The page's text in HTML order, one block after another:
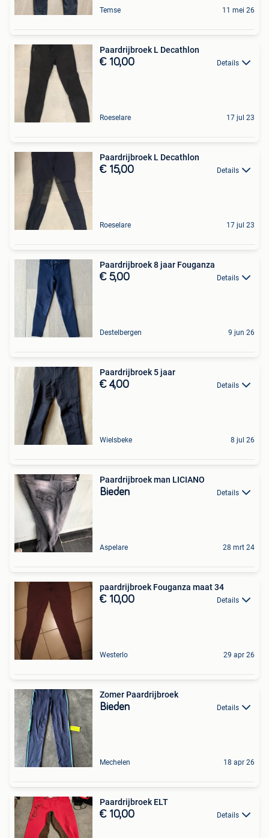
Temse 11 mei 26
Paardrijbroek L Decathlon
€ 10,00 Details
Roeselare 17 jul 23
Paardrijbroek L Decathlon
€ 15,00 Details
Roeselare 17 jul 23
Paardrijbroek 8 jaar Fouganza
€ 5,00 Details
Destelbergen 9 jun 26
Paardrijbroek 5 jaar
€ 4,00 Details
Wielsbeke 8 jul 26
Paardrijbroek man LICIANO
Bieden Details
Aspelare 28 mrt 24
paardrijbroek Fouganza maat 34
€ 10,00 Details
Westerlo 29 apr 26
Zomer Paardrijbroek
Bieden Details
Mechelen 18 apr 26
Paardrijbroek ELT
€ 10,00 Details